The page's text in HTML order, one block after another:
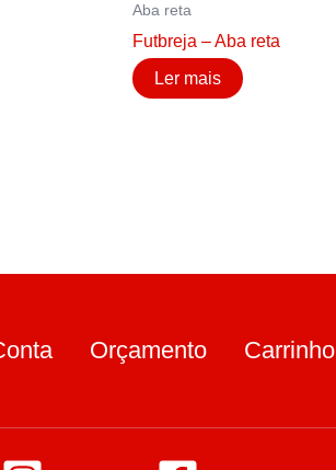
Aba reta
Futbreja – Aba reta
Ler mais
Orçamento Carrinho